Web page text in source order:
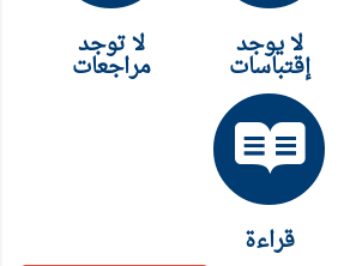
لا يوجد
إقتباسات
لا توجد
مراجعات
قراءة